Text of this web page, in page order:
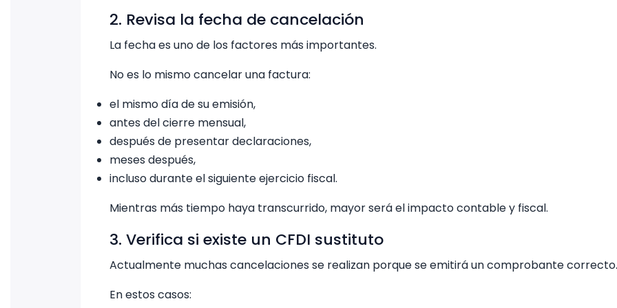
2. Revisa la fecha de cancelación
La fecha es uno de los factores más importantes.
No es lo mismo cancelar una factura:
el mismo día de su emisión,
antes del cierre mensual,
después de presentar declaraciones,
meses después,
incluso durante el siguiente ejercicio fiscal.
Mientras más tiempo haya transcurrido, mayor será el impacto contable y fiscal.
3. Verifica si existe un CFDI sustituto
Actualmente muchas cancelaciones se realizan porque se emitirá un comprobante correcto.
En estos casos: